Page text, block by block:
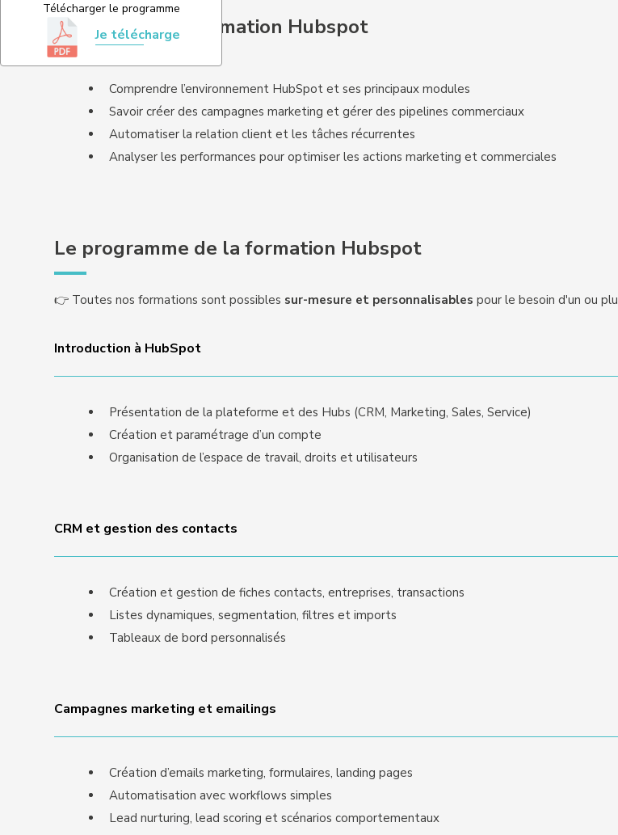
Télécharger le programme
Je télécharge
Objectifs de la formation Hubspot
Comprendre l’environnement HubSpot et ses principaux modules
Savoir créer des campagnes marketing et gérer des pipelines commerciaux
Automatiser la relation client et les tâches récurrentes
Analyser les performances pour optimiser les actions marketing et commerciales
Le programme de la formation Hubspot
👉 Toutes nos formations sont possibles sur-mesure et personnalisables pour le besoin d'un ou
Introduction à HubSpot
Présentation de la plateforme et des Hubs (CRM, Marketing, Sales, Service)
Création et paramétrage d’un compte
Organisation de l’espace de travail, droits et utilisateurs
CRM et gestion des contacts
Création et gestion de fiches contacts, entreprises, transactions
Listes dynamiques, segmentation, filtres et imports
Tableaux de bord personnalisés
Campagnes marketing et emailings
Création d’emails marketing, formulaires, landing pages
Automatisation avec workflows simples
Lead nurturing, lead scoring et scénarios comportementaux